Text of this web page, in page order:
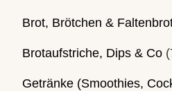
Brot, Brötchen &
Brotaufstriche, Dips & Co
Getränke (Smoothies,